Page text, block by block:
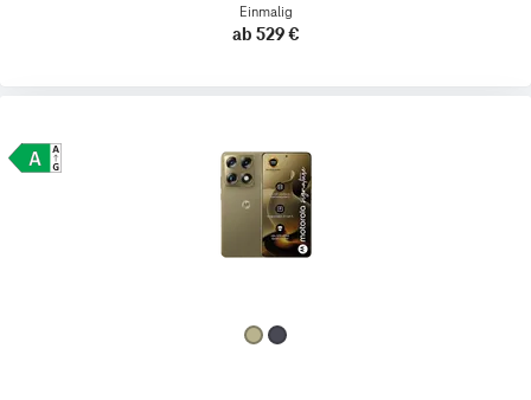
Einmalig
ab 529 €